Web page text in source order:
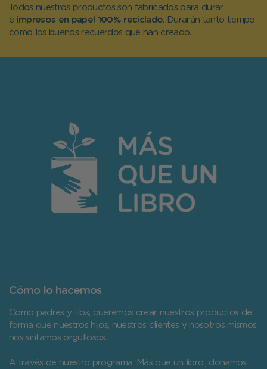
Todos nuestros productos son fabricados para durar
e impresos en papel 100% reciclado. Durarán tanto tiempo
como los buenos recuerdos que han creado.
Cómo lo hacemos
Como padres y tíos, queremos crear nuestros productos de
forma que nuestros hijos, nuestros clientes y nosotros mismos,
nos sintamos orgullosos.
A través de nuestro programa ‘Más que un libro’, donamos